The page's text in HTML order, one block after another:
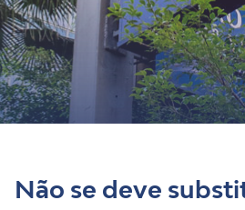
Blog
Não se deve